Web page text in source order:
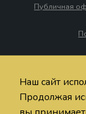
Публичная
Наш сайт
Продолжая